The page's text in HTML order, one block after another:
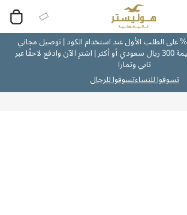
HELLO15: خصم 15% على الطلب الأول عند استخدام الكود | توصيل مجاني
على جميع الطلبات بقيمة 300 ريال سعودي أو أكثر | اشترِ الآن وادفع لاحقًا عبر
تابي وتمارا
تسوقوا للنساءتسوقوا للرجال